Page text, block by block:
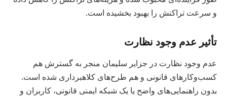
و سرعت تراکنش را بهبود بخشیده است.
تأثیر عدم وجود نظارت
عدم وجود نظارت در جزایر سلیمان منجر به گسترش هم
کسب‌وکارهای قانونی و هم طرح‌های کلاهبرداری شده است.
بدون راهنمایی‌های واضح یا یک شبکه ایمنی قانونی، کاربران و